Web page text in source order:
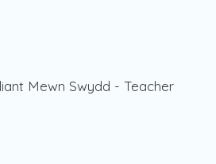
Mewn Swydd - Teacher